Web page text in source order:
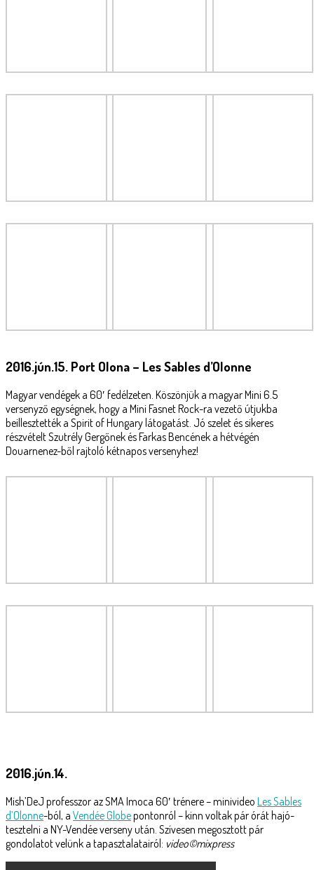
2016.jún.15. Port Olona – Les Sables d’Olonne
Magyar vendégek a 60′ fedélzeten. Köszönjük a magyar Mini 6.5
versenyző egységnek, hogy a Mini Fasnet Rock-ra vezető útjukba
beillesztették a Spirit of Hungary látogatást. Jó szelet és sikeres
részvételt Szutrély Gergőnek és Farkas Bencének a hétvégén
Douarnenez-ből rajtoló kétnapos versenyhez!
2016.jún.14.
Mish’DeJ professzor az SMA Imoca 60′ trénere – minivideo Les Sables
d’Olonne-ból, a Vendée Globepontonról – kinn voltak pár órát hajó-
tesztelni a NY-Vendée verseny után. Szívesen megosztott pár
gondolatot velünk a tapasztalatairól: video©mixpress